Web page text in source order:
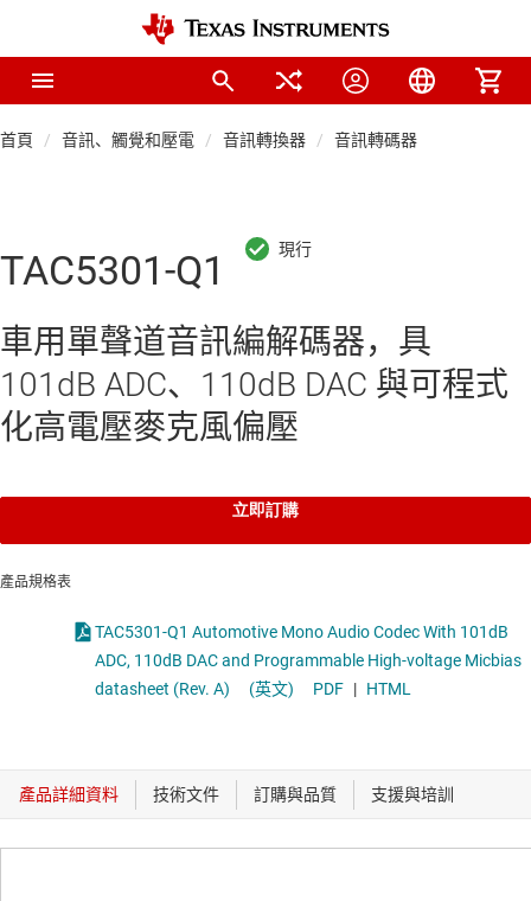
首頁 音訊、觸覺和壓電 音訊轉換器 音訊轉碼器
TAC5301-Q1
車用單聲道音訊編解碼器，具
101dB ADC、110dB DAC 與可程式
化高電壓麥克風偏壓
立即訂購
產品規格表
TAC5301-Q1 Automotive Mono Audio Codec With 101dB
ADC, 110dB DAC and Programmable High-voltage Micbias
datasheet (Rev. A)
(英文) PDF | HTML